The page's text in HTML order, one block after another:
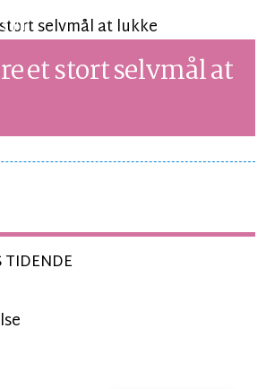
3 MIN.
et stort selvmål at